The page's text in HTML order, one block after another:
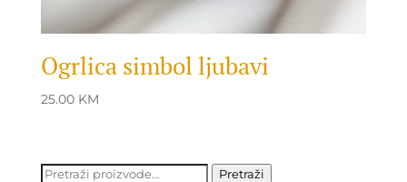
Ogrlica simbol ljubavi
25.00 KM
Pretraži: Pretraži